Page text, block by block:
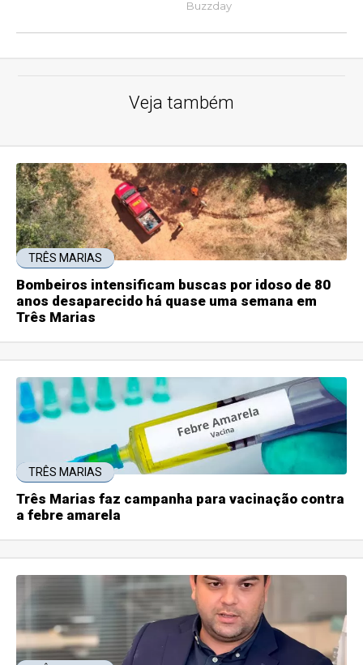
Veja também
TRÊS MARIAS
Bombeiros intensificam buscas por idoso de 80
anos desaparecido há quase uma semana em
Três Marias
TRÊS MARIAS
Três Marias faz campanha para vacinação contra
a febre amarela